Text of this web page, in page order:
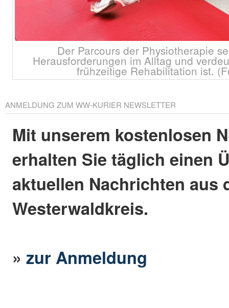
Der Parcours der Physiotherapie
Herausforderungen im Alltag und
frühzeitige Rehabilitation ist.
ANMELDUNG ZUM WW-KURIER NEWSLETTER
Mit unserem kostenlosen
erhalten Sie täglich einen
aktuellen Nachrichten aus
Westerwaldkreis.
»zur Anmeldung